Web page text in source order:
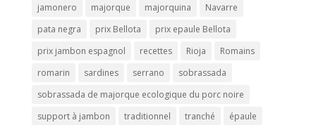
jamonero
majorque majorquina
Navarre
pata negra
prix Bellota
prix epaule Bellota
prix jambon espagnol
recettes Rioja
Romains
romarin
sardines serrano
sobrassada
sobrassada de majorque ecologique du porc noire
support à jambon
traditionnel tranché épaule